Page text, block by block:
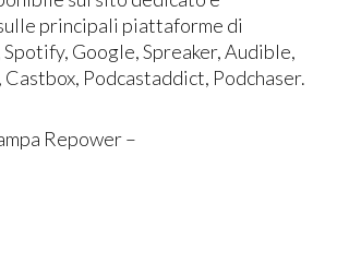
principali piattaforme di
Google, Spreaker, Audible,
Podcastaddict, Podchaser.
Repower –